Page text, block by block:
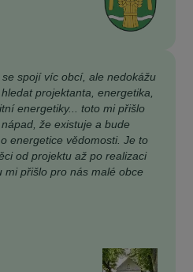
se spojí víc obcí, ale nedokážu
projektanta, energetika,
energetiky... toto mi přišlo
že existuje a bude
energetice vědomosti. Je to
od projektu až po realizaci
mi přišlo pro nás malé obce